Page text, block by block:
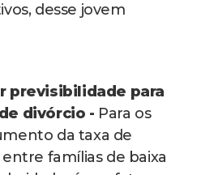
desse jovem
previsibilidade para
divórcio - Para os
da taxa de
famílias de baixa